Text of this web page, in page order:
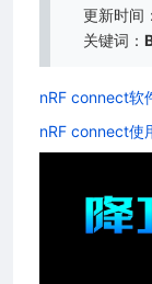
更新时间
关键词：
nRF connect软
nRF connect使